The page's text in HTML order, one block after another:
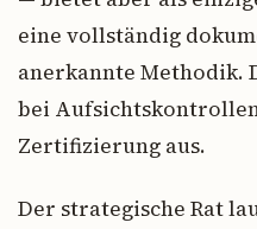
eine vollständig
anerkannte Methodik.
bei Aufsichtskontrollen
Zertifizierung aus.
Der strategische Rat